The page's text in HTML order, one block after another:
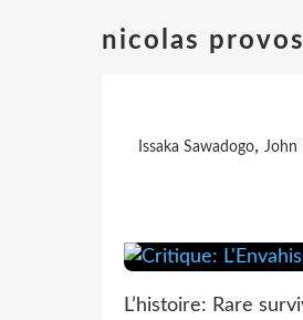
nicolas
Issaka Sawadogo, John
L’histoire: Rare